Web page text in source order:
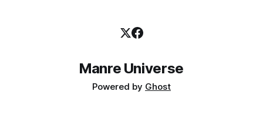
Manre Universe
Powered by Ghost